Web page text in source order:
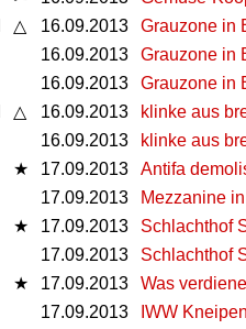
△ 16.09.2013
Grauzone in
16.09.2013
Grauzone in
16.09.2013
Grauzone in
△ 16.09.2013
klinke aus
16.09.2013
klinke aus
★ 17.09.2013
Antifa
17.09.2013
Mezzanine
★ 17.09.2013
Schlachthof
17.09.2013
Schlachthof
★ 17.09.2013
Was
17.09.2013
IWW